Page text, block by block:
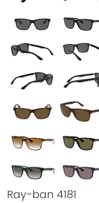
Ray-ban 4181